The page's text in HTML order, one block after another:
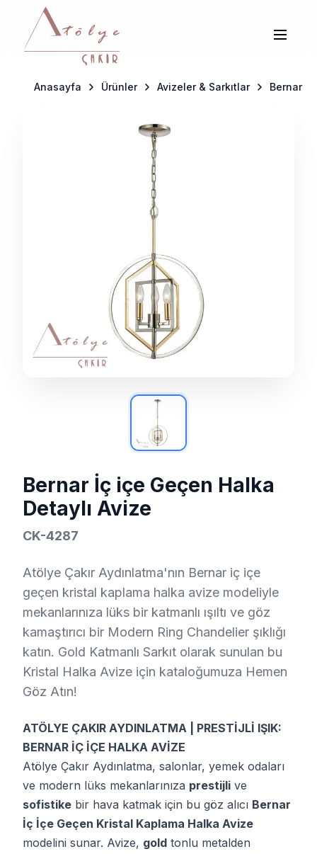
Anasayfa Ürünler Avizeler & Sarkıtlar Bernar İç
Bernar İç içe Geçen Halka
Detaylı Avize
CK-4287
Atölye Çakır Aydınlatma'nın Bernar iç içe
geçen kristal kaplama halka avize modeliyle
mekanlarınıza lüks bir katmanlı ışıltı ve göz
kamaştırıcı bir Modern Ring Chandelier şıklığı
katın. Gold Katmanlı Sarkıt olarak sunulan bu
Kristal Halka Avize için kataloğumuza Hemen
Göz Atın!
ATÖLYE ÇAKIR AYDINLATMA | PRESTİJLİ IŞIK:
BERNAR İÇ İÇE HALKA AVİZE
Atölye Çakır Aydınlatma, salonlar, yemek odaları
ve modern lüks mekanlarınıza prestijli ve
sofistike bir hava katmak için bu göz alıcı Bernar
İç İçe Geçen Kristal Kaplama Halka Avize
modelini sunar. Avize, gold tonlu metalden